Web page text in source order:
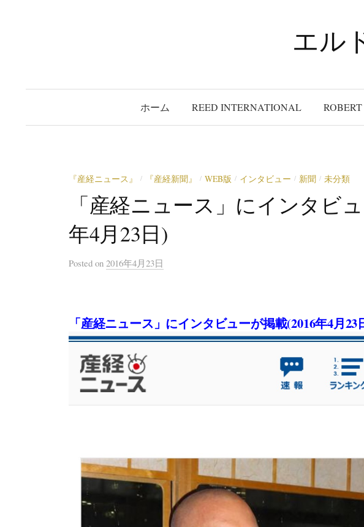
へ
キ
エル
ホーム REED INTERNATIONAL
『産経ニュース』 / 『産経新聞』 / WEB版 / インタビュー / 新聞 / 未分類
「産経ニュース」にインタビ
年4月23日)
Posted on 2016年4月23日
「産経ニュース」にインタビューが掲載(2016年4月23